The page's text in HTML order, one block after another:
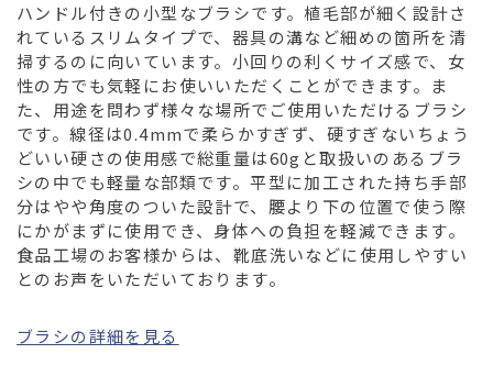
ハンドル付きの小型なブラシです。植毛部が細く設計さ
れているスリムタイプで、器具の溝など細めの箇所を清
掃するのに向いています。小回りの利くサイズ感で、女
性の方でも気軽にお使いいただくことができます。ま
た、用途を問わず様々な場所でご使用いただけるブラシ
です。線径は0.4mmで柔らかすぎず、硬すぎないちょう
どいい硬さの使用感で総重量は60gと取扱いのあるブラ
シの中でも軽量な部類です。平型に加工された持ち手部
分はやや角度のついた設計で、腰より下の位置で使う際
にかがまずに使用でき、身体への負担を軽減できます。
食品工場のお客様からは、靴底洗いなどに使用しやすい
とのお声をいただいております。
ブラシの詳細を見る